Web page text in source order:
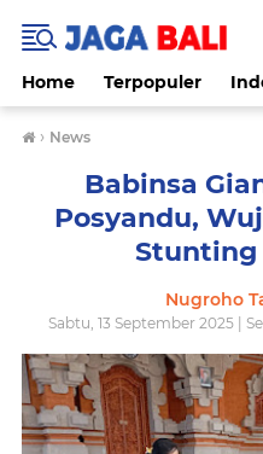
Home Terpopuler
› News
Babinsa
Posyandu,
Stunting
Nugroho
Sabtu, 13 September 2025 |